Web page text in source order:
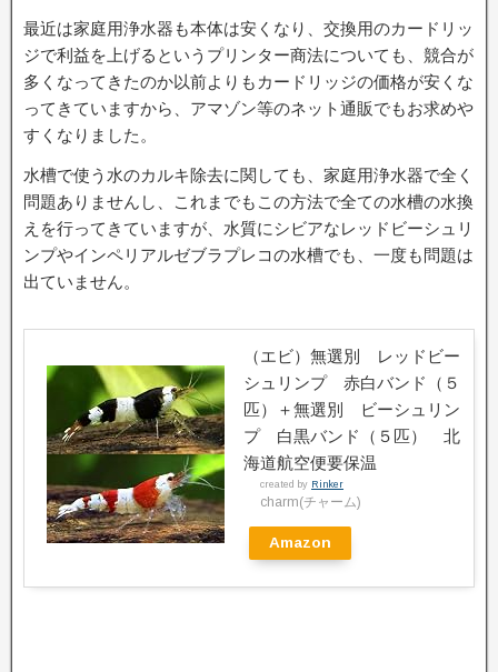
最近は家庭用浄水器も本体は安くなり、交換用のカードリッ
ジで利益を上げるというプリンター商法についても、競合が
多くなってきたのか以前よりもカードリッジの価格が安くな
ってきていますから、アマゾン等のネット通販でもお求めや
すくなりました。
水槽で使う水のカルキ除去に関しても、家庭用浄水器で全く
問題ありませんし、これまでもこの方法で全ての水槽の水換
えを行ってきていますが、水質にシビアなレッドビーシュリ
ンプやインペリアルゼブラプレコの水槽でも、一度も問題は
出ていません。
（エビ）無選別 レッドビー
シュリンプ 赤白バンド（５
匹）＋無選別 ビーシュリン
プ 白黒バンド（５匹） 北
海道航空便要保温
created by Rinker
charm(チャーム)
Amazon